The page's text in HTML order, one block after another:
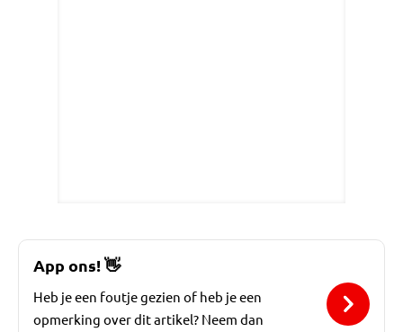
App ons!👋
Heb je een foutje gezien of heb je een
opmerking over dit artikel? Neem dan